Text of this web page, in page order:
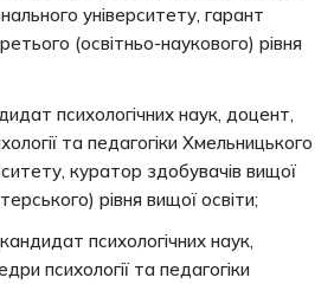
університету, гарант
(освітньо-наукового) рівня
психологічних наук, доцент,
та педагогіки Хмельницького
куратор здобувачів вищої
рівня вищої освіти;
психологічних наук,
психології та педагогіки